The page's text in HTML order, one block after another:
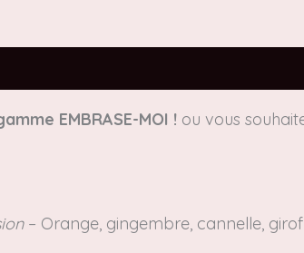
EMBRASE-MOI ! ou vous
– Orange, gingembre, cannelle,